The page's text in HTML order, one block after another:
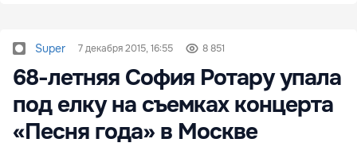
Super 7 декабря 2015, 16:55 8 851
68-летняя София Ротару упала
под елку на съемках концерта
«Песня года» в Москве